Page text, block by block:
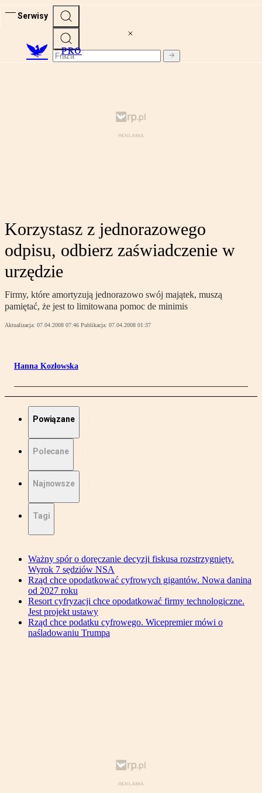
Serwisy
PRO
Korzystasz z jednorazowego
odpisu, odbierz zaświadczenie w
urzędzie
Firmy, które amortyzują jednorazowo swój majątek, muszą
pamiętać, że jest to limitowana pomoc de minimis
Aktualizacja: 07.04.2008 07:46 Publikacja: 07.04.2008 01:37
Hanna Kozłowska
Powiązane
Polecane
Najnowsze
Tagi
Ważny spór o doręczanie decyzji fiskusa rozstrzygnięty.
Wyrok 7 sędziów NSA
Rząd chce opodatkować cyfrowych gigantów. Nowa danina
od 2027 roku
Resort cyfryzacji chce opodatkować firmy technologiczne.
Jest projekt ustawy
Rząd chce podatku cyfrowego. Wicepremier mówi o
naśladowaniu Trumpa